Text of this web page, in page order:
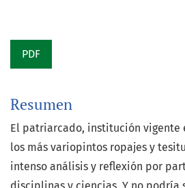
PDF
Resumen
El patriarcado, institución vigente
los más variopintos ropajes y
intenso análisis y reflexión por
disciplinas y ciencias. Y no podría